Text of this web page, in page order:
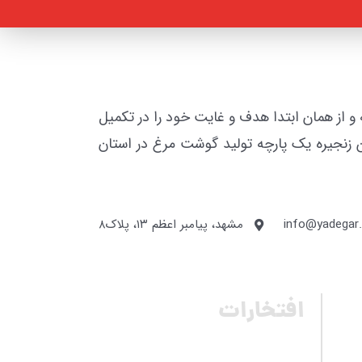
این زمینه گذاشته و از همان ابتدا هدف و غایت خود را در تکمیل
زنجیره یک پارچه تولید گوشت مرغ در استان
مشهد، پیامبر اعظم ۱۳، پلاک۸
افتخارات